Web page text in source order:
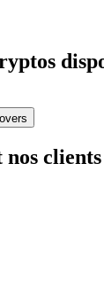
nos clients